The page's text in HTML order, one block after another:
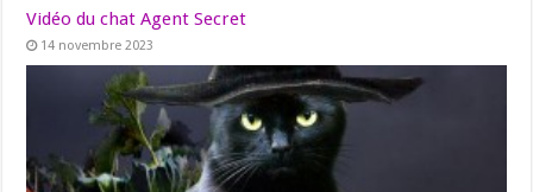
Vidéo du chat Agent Secret
14 novembre 2023